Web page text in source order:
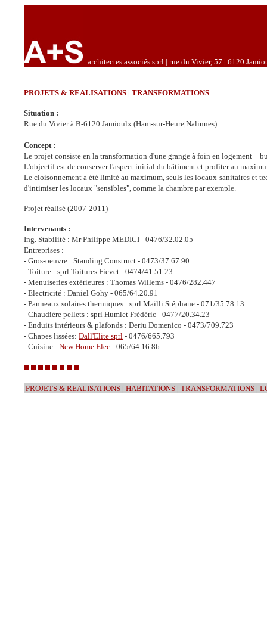
architectes associés sprl | rue du Vivier, 57 | 6120
PROJETS & REALISATIONS | TRANSFORMATIONS
Situation :
Rue du Vivier à B-6120 Jamioulx (Ham-sur-Heure|Nalinnes)
Concept :
Le projet consiste en la transformation d'une grange à foin en logement +
L'objectif est de conserver l'aspect initial du bâtiment et profiter au
Le cloisonnement a été limité au maximum, seuls les locaux sanitaires et
d'intimiser les locaux "sensibles", comme la chambre par exemple.
Projet réalisé (2007-2011)
Intervenants :
Ing. Stabilité : Mr Philippe MEDICI - 0476/32.02.05
Entreprises :
- Gros-oeuvre : Standing Construct - 0473/37.67.90
- Toiture : sprl Toitures Fievet - 0474/41.51.23
- Menuiseries extérieures : Thomas Willems - 0476/282.447
- Electricité : Daniel Gohy - 065/64.20.91
- Panneaux solaires thermiques : sprl Mailli Stéphane - 071/35.78.13
- Chaudière pellets : sprl Humlet Frédéric - 0477/20.34.23
- Enduits intérieurs & plafonds : Deriu Domenico - 0473/709.723
- Chapes lissées: Dall'Elite sprl - 0476/665.793
- Cuisine : New Home Elec - 065/64.16.86
PROJETS & REALISATIONS | HABITATIONS | TRANSFORMATIONS |